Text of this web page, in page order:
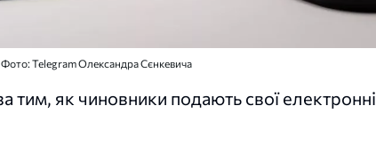
Telegram Олександра Сєнкевича
тим, як чиновники подають свої електронні